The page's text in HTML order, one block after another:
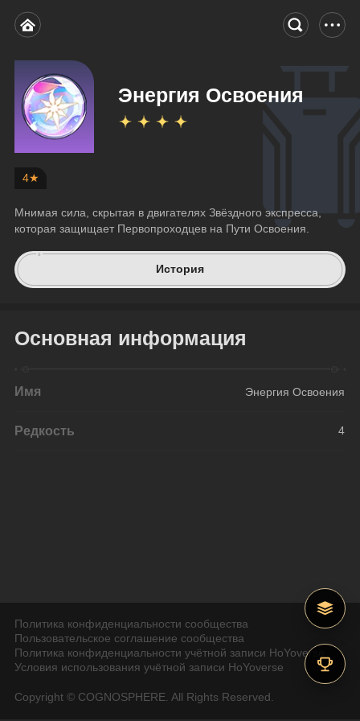
Энергия Освоения
4★
Мнимая сила, скрытая в двигателях Звёздного экспресса,
которая защищает Первопроходцев на Пути Освоения.
История
Основная информация
Имя Энергия Освоения
Редкость 4
Политика конфиденциальности сообщества
Пользовательское соглашение сообщества
Политика конфиденциальности учётной записи HoYoverse
Условия использования учётной записи HoYoverse
Copyright © COGNOSPHERE. All Rights Reserved.